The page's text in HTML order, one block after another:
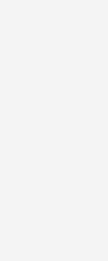
kombinierter
Klasse: C.
4,7
106 g/km;
Comfort+
4,9
110 g/km;
kombinierter
Klasse: D